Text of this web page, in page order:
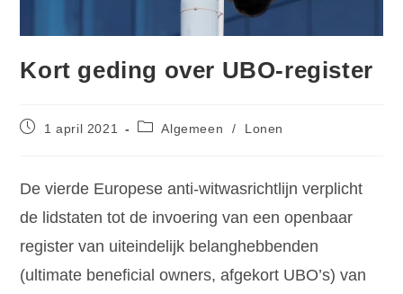
Kort geding over UBO-register
1 april 2021 Algemeen / Lonen
De vierde Europese anti-witwasrichtlijn verplicht
de lidstaten tot de invoering van een openbaar
register van uiteindelijk belanghebbenden
(ultimate beneficial owners, afgekort UBO’s) van